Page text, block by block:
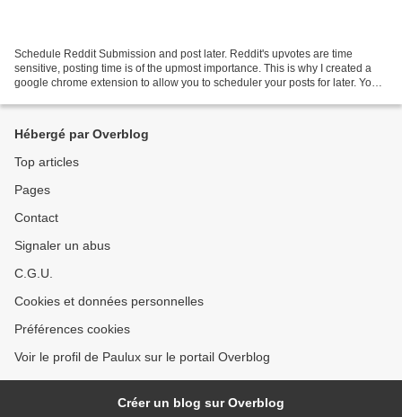
Schedule Reddit Submission and post later. Reddit's upvotes are time
sensitive, posting time is of the upmost importance. This is why I created a
google chrome extension to allow you to scheduler your posts for later. You
Hébergé par Overblog
Top articles
Pages
Contact
Signaler un abus
C.G.U.
Cookies et données personnelles
Préférences cookies
Voir le profil de Paulux sur le portail Overblog
Créer un blog sur Overblog